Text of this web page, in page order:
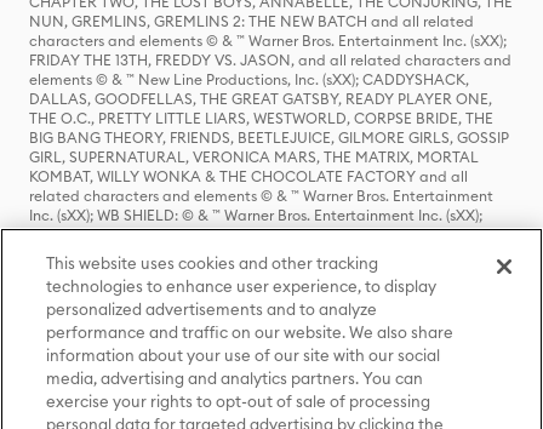
NUN, GREMLINS, GREMLINS 2: THE NEW BATCH and all related
characters and elements © & ™ Warner Bros. Entertainment Inc. (sXX);
FRIDAY THE 13TH, FREDDY VS. JASON, and all related characters and
elements © & ™ New Line Productions, Inc. (sXX); CADDYSHACK,
DALLAS, GOODFELLAS, THE GREAT GATSBY, READY PLAYER ONE,
THE O.C., PRETTY LITTLE LIARS, WESTWORLD, CORPSE BRIDE, THE
BIG BANG THEORY, FRIENDS, BEETLEJUICE, GILMORE GIRLS, GOSSIP
GIRL, SUPERNATURAL, VERONICA MARS, THE MATRIX, MORTAL
KOMBAT, WILLY WONKA & THE CHOCOLATE FACTORY and all
related characters and elements © & ™ Warner Bros. Entertainment
Inc. (sXX); WB SHIELD: © & ™ Warner Bros. Entertainment Inc. (sXX);
HOUSE OF THE DRAGON, GAME OF THRONES, and all related
characters and elements © & ™ Home Box Office, Inc. (sXX); CHILLING
ADVENTURES OF SABRINA, RIVERDALE © & ™ Warner Bros.
Entertainment Inc. Archie Comics and all related characters and
elements © & ™ Archie Comic Publications, Inc. Used with permission.
(sXX); SEINFELD and all related characters and elements © & ™ Castle
Rock Entertainment. (sXX); TED LASSO © & ™ Warner Bros.
Entertainment Inc. & Universal Television LLC (sXX); THE HOBBIT: AN
UNEXPECTED JOURNEY, THE HOBBIT: THE DESOLATION OF SMAUG,
THE HOBBIT: THE BATTLE OF THE FIVE ARMIES, THE LORD OF THE
This website uses cookies and other tracking
technologies to enhance user experience, to display
personalized advertisements and to analyze
performance and traffic on our website. We also share
information about your use of our site with our social
media, advertising and analytics partners. You can
exercise your rights to opt-out of sale of processing
personal data for targeted advertising by clicking the